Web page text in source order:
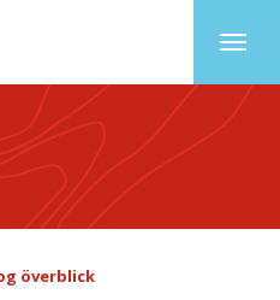
överblick